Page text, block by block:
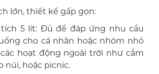
lớn, thiết kế gấp gọn:
tích 5 lít: Đủ để đáp ứng nhu cầu
cho cá nhân hoặc nhóm nhỏ
hoạt động ngoài trời như cắm
núi, hoặc picnic.